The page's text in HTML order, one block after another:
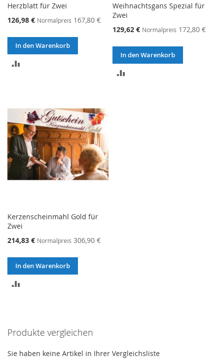
Herzblatt für Zwei
126,98 € Normalpreis 167,80 €
In den Warenkorb
Weihnachtsgans Spezial für
Zwei
129,62 € Normalpreis 172,80 €
In den Warenkorb
Kerzenscheinmahl Gold für
Zwei
214,83 € Normalpreis 306,90 €
In den Warenkorb
Produkte vergleichen
Sie haben keine Artikel in Ihrer Vergleichsliste